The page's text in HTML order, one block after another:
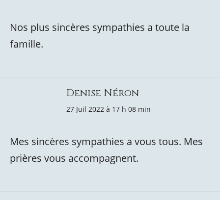
Nos plus sincères sympathies a toute la
famille.
Denise Néron
27 Juil 2022 à 17 h 08 min
Mes sincères sympathies a vous tous. Mes
prières vous accompagnent.